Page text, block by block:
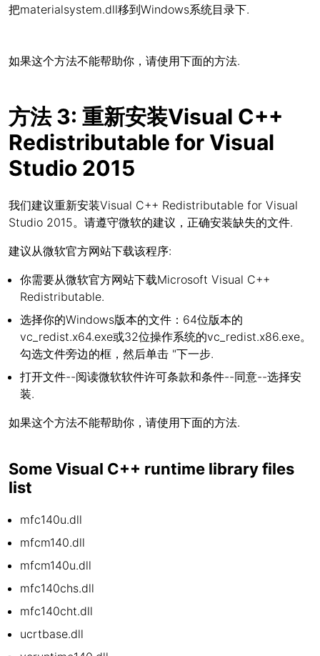
把materialsystem.dll移到Windows系统目录下.
如果这个方法不能帮助你，请使用下面的方法.
方法 3: 重新安装Visual C++
Redistributable for Visual
Studio 2015
我们建议重新安装Visual C++ Redistributable for Visual
Studio 2015。请遵守微软的建议，正确安装缺失的文件.
建议从微软官方网站下载该程序:
你需要从微软官方网站下载Microsoft Visual C++
Redistributable.
选择你的Windows版本的文件：64位版本的
vc_redist.x64.exe或32位操作系统的vc_redist.x86.exe。
勾选文件旁边的框，然后单击 "下一步.
打开文件--阅读微软软件许可条款和条件--同意--选择安
装.
如果这个方法不能帮助你，请使用下面的方法.
Some Visual C++ runtime library files
list
mfc140u.dll
mfcm140.dll
mfcm140u.dll
mfc140chs.dll
mfc140cht.dll
ucrtbase.dll